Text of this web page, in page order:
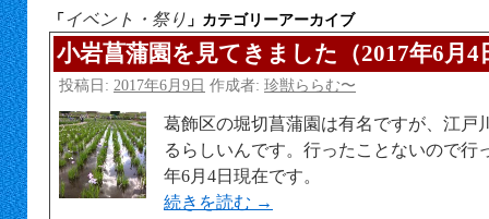
「 イベント・祭り 」カテゴリーアーカイブ
小岩菖蒲園を見てきました（2017年6月4
投稿日: 2017年6月9日 作成者: 珍獣ららむ〜
葛飾区の堀切菖蒲園は有名ですが、江戸
るらしいんです。行ったことないので行
年6月4日現在です。
続きを読む →